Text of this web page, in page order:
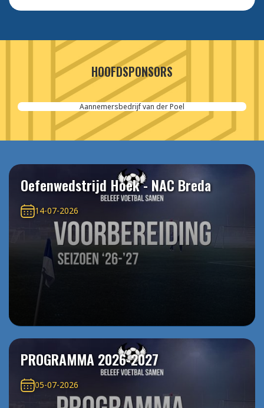
HOOFDSPONSORS
Aannemersbedrijf van der Poel
Oefenwedstrijd Hoek - NAC Breda
14-07-2026
PROGRAMMA 2026-2027
05-07-2026